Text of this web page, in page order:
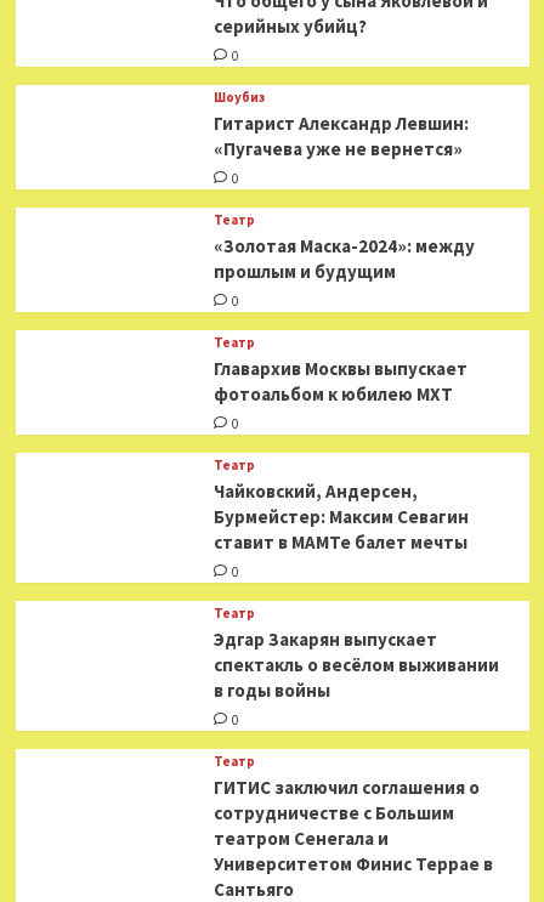
серийных убийц?
0
Шоубиз
Гитарист Александр Левшин:
«Пугачева уже не вернется»
0
Театр
«Золотая Маска-2024»: между
прошлым и будущим
0
Театр
​​Главархив Москвы выпускает
фотоальбом к юбилею МХТ
0
Театр
​​Чайковский, Андерсен,
Бурмейстер: Максим Севагин
ставит в МАМТе балет мечты
0
Театр
Эдгар Закарян выпускает
спектакль о весёлом выживании
в годы войны
0
Театр
ГИТИС заключил соглашения о
сотрудничестве с Большим
театром Сенегала и
Университетом Финис Террае в
Сантьяго